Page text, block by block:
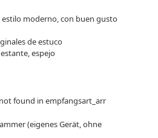
moderno, con buen gusto
de estuco
espejo
not found in empfangsart_arr
(eigenes Gerät, ohne